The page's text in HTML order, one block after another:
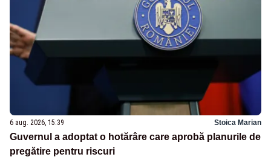
6 aug. 2026, 15:39 Stoica Marian
Guvernul a adoptat o hotărâre care aprobă planurile de
pregătire pentru riscuri